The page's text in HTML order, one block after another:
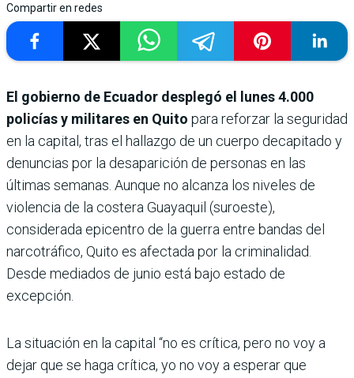
Compartir en redes
El gobierno de Ecuador desplegó el lunes 4.000
policías y militares en Quito para reforzar la seguridad
en la capital, tras el hallazgo de un cuerpo decapitado y
denuncias por la desaparición de personas en las
últimas semanas. Aunque no alcanza los niveles de
violencia de la costera Guayaquil (suroeste),
considerada epicentro de la guerra entre bandas del
narcotráfico, Quito es afectada por la criminalidad.
Desde mediados de junio está bajo estado de
excepción.
La situación en la capital “no es crítica, pero no voy a
dejar que se haga crítica, yo no voy a esperar que